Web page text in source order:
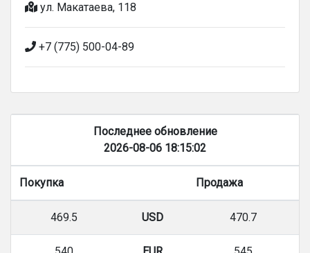
ул. Макатаева, 118
+7 (775) 500-04-89
Последнее обновление
2026-08-06 18:15:02
Покупка Продажа
469.5 USD 470.7